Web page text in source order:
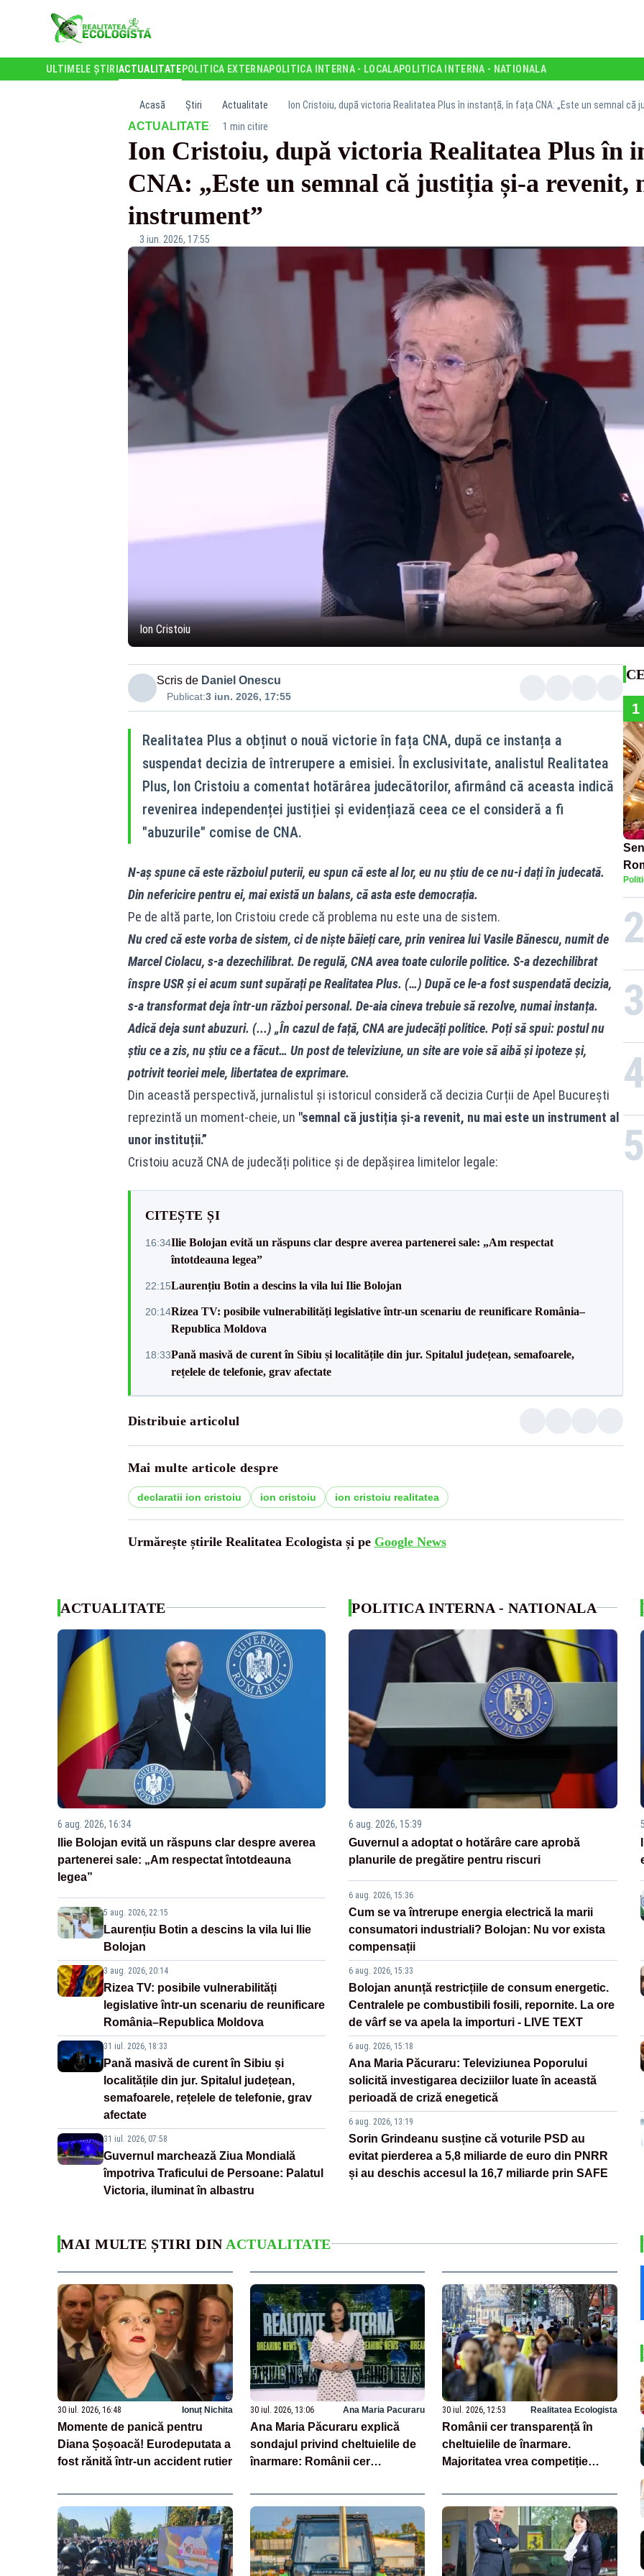
ULTIMELE ȘTIRI ACTUALITATE POLITICA EXTERNAPOLITICA INTERNA - LOCALAPOLITICA INTERNA - NATIONALA
Acasă Știri Actualitate Ion Cristoiu, după victoria Realitatea Plus în instanță, în fața CNA: „Este un semnal
ACTUALITATE· 1 min citire
Ion Cristoiu, după victoria Realitatea Plus în
CNA: „Este un semnal că justiția și-a revenit,
instrument”
3 iun. 2026, 17:55
Ion Cristoiu
Scris de Daniel Onescu
Publicat:3 iun. 2026, 17:55
Realitatea Plus a obținut o nouă victorie în fața CNA, după ce instanța a
suspendat decizia de întrerupere a emisiei. În exclusivitate, analistul Realitatea
Plus, Ion Cristoiu a comentat hotărârea judecătorilor, afirmând că aceasta indică
revenirea independenței justiției și evidențiază ceea ce el consideră a fi
"abuzurile" comise de CNA.
N-aș spune că este războiul puterii, eu spun că este al lor, eu nu știu de ce nu-i dați în judecată.
Din nefericire pentru ei, mai există un balans, că asta este democrația.
Pe de altă parte, Ion Cristoiu crede că problema nu este una de sistem.
Nu cred că este vorba de sistem, ci de niște băieți care, prin venirea lui Vasile Bănescu, numit de
Marcel Ciolacu, s-a dezechilibrat. De regulă, CNA avea toate culorile politice. S-a dezechilibrat
înspre USR și ei acum sunt supărați pe Realitatea Plus. (…) După ce le-a fost suspendată decizia,
s-a transformat deja într-un război personal. De-aia cineva trebuie să rezolve, numai instanța.
Adică deja sunt abuzuri. (...) „În cazul de față, CNA are judecăți politice. Poți să spui: postul nu
știu ce a zis, nu știu ce a făcut… Un post de televiziune, un site are voie să aibă și ipoteze și,
potrivit teoriei mele, libertatea de exprimare.
Din această perspectivă, jurnalistul și istoricul consideră că decizia Curții de Apel București
reprezintă un moment-cheie, un "semnal că justiția și-a revenit, nu mai este un instrument al
unor instituții.”
Cristoiu acuză CNA de judecăți politice și de depășirea limitelor legale:
CITEȘTE ȘI
16:34Ilie Bolojan evită un răspuns clar despre averea partenerei sale: „Am respectat
întotdeauna legea”
22:15Laurențiu Botin a descins la vila lui Ilie Bolojan
20:14Rizea TV: posibile vulnerabilități legislative într-un scenariu de reunificare România–
Republica Moldova
18:33Pană masivă de curent în Sibiu și localitățile din jur. Spitalul județean, semafoarele,
rețelele de telefonie, grav afectate
Distribuie articolul
Mai multe articole despre
declaratii ion cristoiu ion cristoiu ion cristoiu realitatea
Urmărește știrile Realitatea Ecologista și pe Google News
1
2
3
4
5
ACTUALITATE
6 aug. 2026, 16:34
Ilie Bolojan evită un răspuns clar despre averea
partenerei sale: „Am respectat întotdeauna
legea”
5 aug. 2026, 22:15
Laurențiu Botin a descins la vila lui Ilie
Bolojan
3 aug. 2026, 20:14
Rizea TV: posibile vulnerabilități
legislative într-un scenariu de reunificare
România–Republica Moldova
31 iul. 2026, 18:33
Pană masivă de curent în Sibiu și
localitățile din jur. Spitalul județean,
semafoarele, rețelele de telefonie, grav
afectate
31 iul. 2026, 07:58
Guvernul marchează Ziua Mondială
împotriva Traficului de Persoane: Palatul
Victoria, iluminat în albastru
POLITICA INTERNA - NATIONALA
6 aug. 2026, 15:39
Guvernul a adoptat o hotărâre care aprobă
planurile de pregătire pentru riscuri
6 aug. 2026, 15:36
Cum se va întrerupe energia electrică la marii
consumatori industriali? Bolojan: Nu vor exista
compensații
6 aug. 2026, 15:33
Bolojan anunță restricțiile de consum energetic.
Centralele pe combustibili fosili, repornite. La ore
de vârf se va apela la importuri - LIVE TEXT
6 aug. 2026, 15:18
Ana Maria Păcuraru: Televiziunea Poporului
solicită investigarea deciziilor luate în această
perioadă de criză enegetică
6 aug. 2026, 13:19
Sorin Grindeanu susține că voturile PSD au
evitat pierderea a 5,8 miliarde de euro din PNRR
și au deschis accesul la 16,7 miliarde prin SAFE
MAI MULTE ȘTIRI DIN ACTUALITATE
30 iul. 2026, 16:48 Ionuț Nichita
Momente de panică pentru
Diana Șoșoacă! Eurodeputata a
fost rănită într-un accident rutier
30 iul. 2026, 13:06 Ana Maria Pacuraru
Ana Maria Păcuraru explică
sondajul privind cheltuielile de
înarmare: Românii cer
echilibru între partenerii externi
30 iul. 2026, 12:53 Realitatea Ecologista
Românii cer transparență în
cheltuielile de înarmare.
Majoritatea vrea competiție
SONDAJ